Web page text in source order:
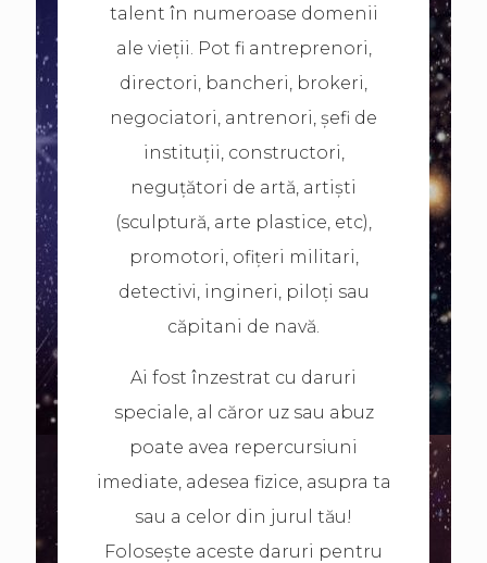
talent în numeroase domenii
ale vieții. Pot fi antreprenori,
directori, bancheri, brokeri,
negociatori, antrenori, șefi de
instituții, constructori,
neguțători de artă, artiști
(sculptură, arte plastice, etc),
promotori, ofițeri militari,
detectivi, ingineri, piloți sau
căpitani de navă.
Ai fost înzestrat cu daruri
speciale, al căror uz sau abuz
poate avea repercursiuni
imediate, adesea fizice, asupra ta
sau a celor din jurul tău!
Folosește aceste daruri pentru